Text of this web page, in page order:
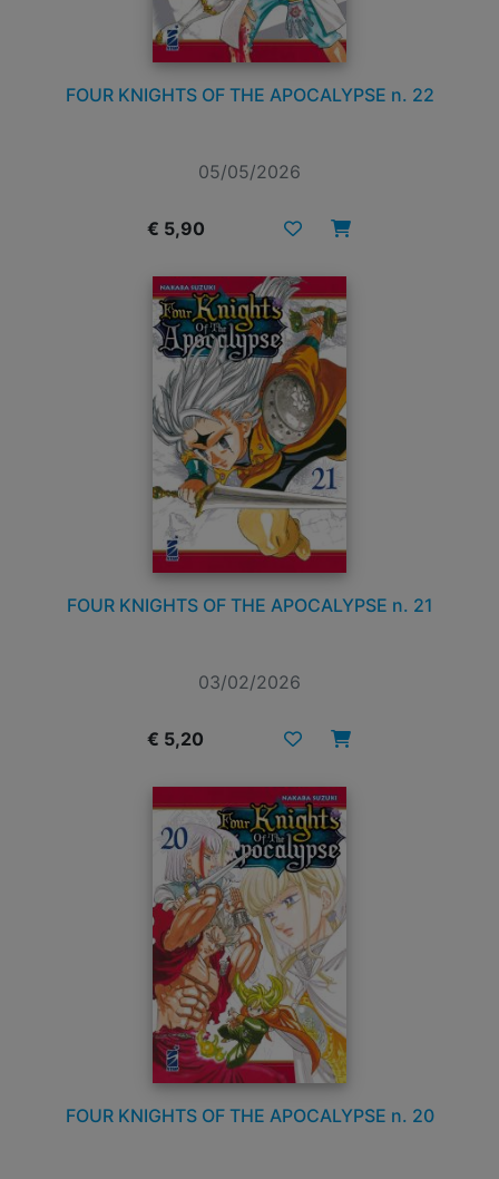
FOUR KNIGHTS OF THE APOCALYPSE n. 22
05/05/2026
€ 5,90
FOUR KNIGHTS OF THE APOCALYPSE n. 21
03/02/2026
€ 5,20
FOUR KNIGHTS OF THE APOCALYPSE n. 20